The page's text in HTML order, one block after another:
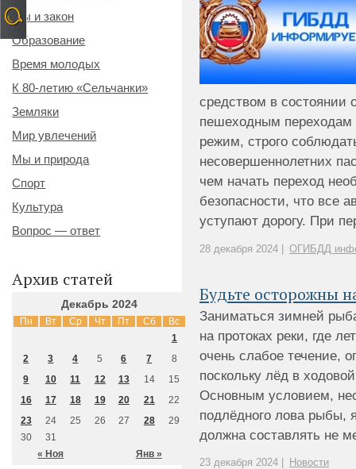
средством в состоянии
пешеходным переходам
режим, строго
несовершеннолетних
чем начать переход
безопасности, что все
уступают дорогу. При
28 декабря 2024 | ОГИБДД
Будьте осторожны
Заниматься зимней
на протоках реки, где
очень слабое течение,
поскольку лёд в
Основным условием,
подлёдного лова рыбы,
должна составлять не
23 декабря 2024 | Новости
Мы и закон
Образование
Время молодых
К 80-летию «Сельчанки»
Земляки
Мир увлечений
Мы и природа
Спорт
Культура
Вопрос — ответ
Архив статей
Декабрь 2024
Пн Вт Ср Чт Пт Сб Вс
« Ноя Янв »
1
2
3 4 5 6 7
8
9
10 11 12 13 14
15
16
17 18 19 20 21
22
23
24 25 26 27 28
29
30
31